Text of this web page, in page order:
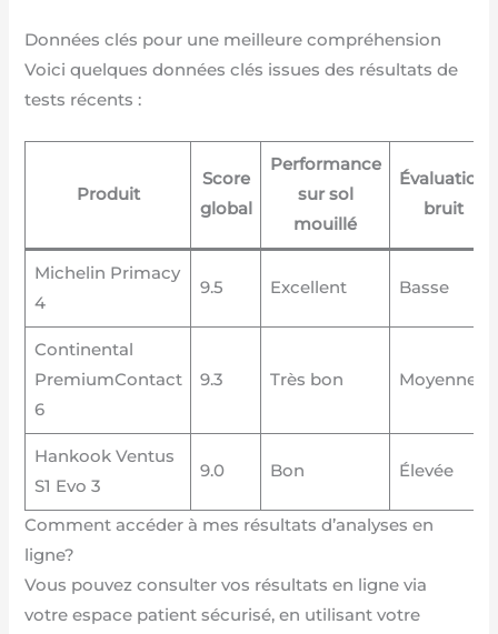
Données clés pour une meilleure compréhension
Voici quelques données clés issues des résultats de
tests récents :
Produit
Score
global
Performance
sur sol
mouillé
Évaluation
bruit
Michelin Primacy
4
9.5 Excellent Basse
Continental
PremiumContact
6
9.3 Très bon Moyenne
Hankook Ventus
S1 Evo 3
9.0 Bon Élevée
Comment accéder à mes résultats d’analyses en
ligne?
Vous pouvez consulter vos résultats en ligne via
votre espace patient sécurisé, en utilisant votre